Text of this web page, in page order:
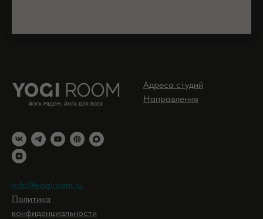
info@yogiroom.ru
Политика
конфиденциальности
Адреса студий
Направления